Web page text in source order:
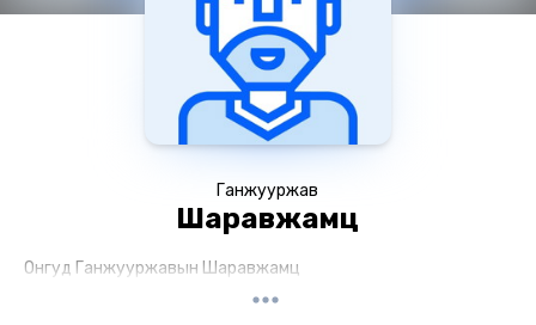
Ганжууржав
Шаравжамц
Онгуд Ганжууржавын Шаравжамц